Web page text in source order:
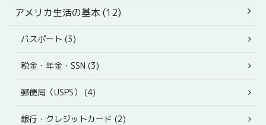
アメリカ生活の基本 (12)
パスポート (3)
税金・年金・SSN (3)
郵便局（USPS） (4)
銀行・クレジットカード (2)